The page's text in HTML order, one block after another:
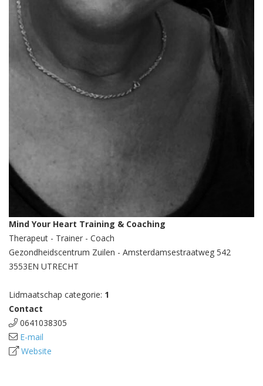
Mind Your Heart Training & Coaching
Therapeut - Trainer - Coach
Gezondheidscentrum Zuilen - Amsterdamsestraatweg 542
3553EN UTRECHT
Lidmaatschap categorie: 1
Contact
0641038305
E-mail
Website